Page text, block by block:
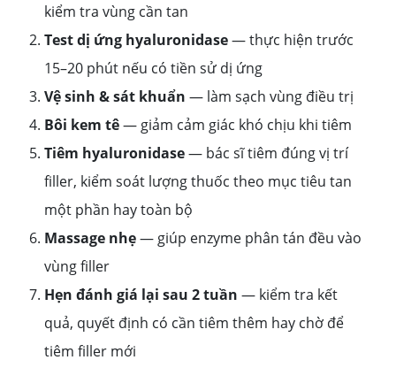
kiểm tra vùng cần tan
Test dị ứng hyaluronidase— thực hiện trước
15–20 phút nếu có tiền sử dị ứng
Vệ sinh & sát khuẩn — làm sạch vùng điều trị
Bôi kem tê— giảm cảm giác khó chịu khi tiêm
Tiêm hyaluronidase— bác sĩ tiêm đúng vị trí
filler, kiểm soát lượng thuốc theo mục tiêu tan
một phần hay toàn bộ
Massage nhẹ— giúp enzyme phân tán đều vào
vùng filler
Hẹn đánh giá lại sau 2 tuần — kiểm tra kết
quả, quyết định có cần tiêm thêm hay chờ để
tiêm filler mới